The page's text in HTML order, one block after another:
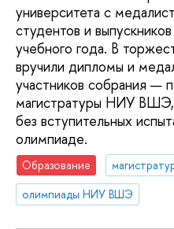
университета с
студентов и
учебного года. В
вручили дипломы и
участников собрания —
магистратуры НИУ ВШЭ,
без вступительных
олимпиаде.
Образование
олимпиады НИУ ВШЭ